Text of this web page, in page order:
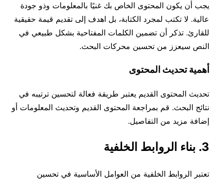
يجب أن يكون المحتوى الخاص بك غنيًا بالمعلومات وذو جودة
عالية. لا تكتب لمجرد الكتابة، بل اهدف إلى تقديم قيمة حقيقية
للقارئ. تذكر أن تضمين الكلمات المفتاحية بشكل طبيعي في
النص سيعزز من تحسين محركات البحث.
أهمية تحديث المحتوى
تحديث المحتوى القديم يعتبر طريقة فعالة لتحسين ترتيبه في
نتائج البحث. قم بمراجعة المحتوى القديم وتحديث المعلومات أو
إضافة مزيد من التفاصيل.
3. بناء الروابط الخلفية
تعتبر الروابط الخلفية من العوامل الأساسية في تحسين